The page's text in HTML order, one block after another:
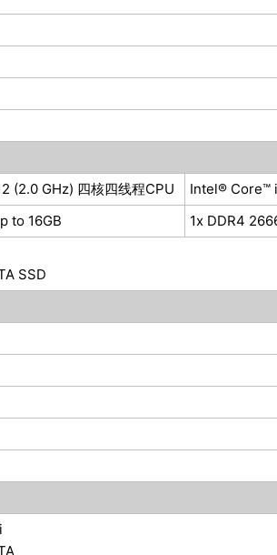
(2.0 GHz) 四核四线程CPU Intel® Core™
to 16GB 1x DDR4
SSD